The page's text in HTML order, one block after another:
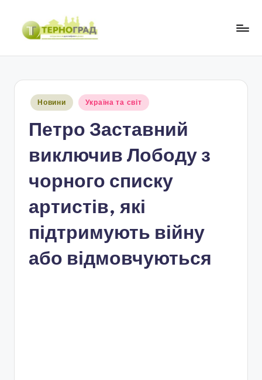
Перейти
Опубліковано
Новини Україна та світ
Петро Заставний
виключив Лободу з
чорного списку
артистів, які
підтримують війну
або відмовчуються